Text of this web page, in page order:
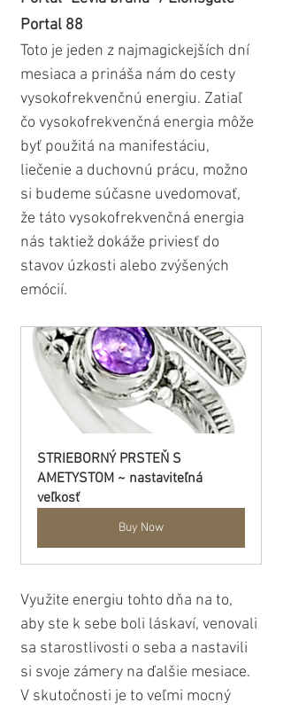
Portal 88
Toto je jeden z najmagickejších dní
mesiaca a prináša nám do cesty
vysokofrekvenčnú energiu. Zatiaľ
čo vysokofrekvenčná energia môže
byť použitá na manifestáciu,
liečenie a duchovnú prácu, možno
si budeme súčasne uvedomovať,
že táto vysokofrekvenčná energia
nás taktiež dokáže priviesť do
stavov úzkosti alebo zvýšených
emócií.
STRIEBORNÝ PRSTEŇ S
AMETYSTOM ~ nastaviteľná
veľkosť
Buy Now
Využite energiu tohto dňa na to,
aby ste k sebe boli láskaví, venovali
sa starostlivosti o seba a nastavili
si svoje zámery na ďalšie mesiace.
V skutočnosti je to veľmi mocný